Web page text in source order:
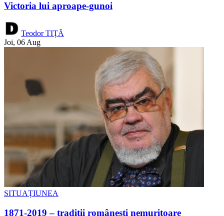
Victoria lui aproape-gunoi
Teodor TIȚĂ
Joi, 06 Aug
SITUAȚIUNEA
1871-2019 – tradiții românești nemuritoare